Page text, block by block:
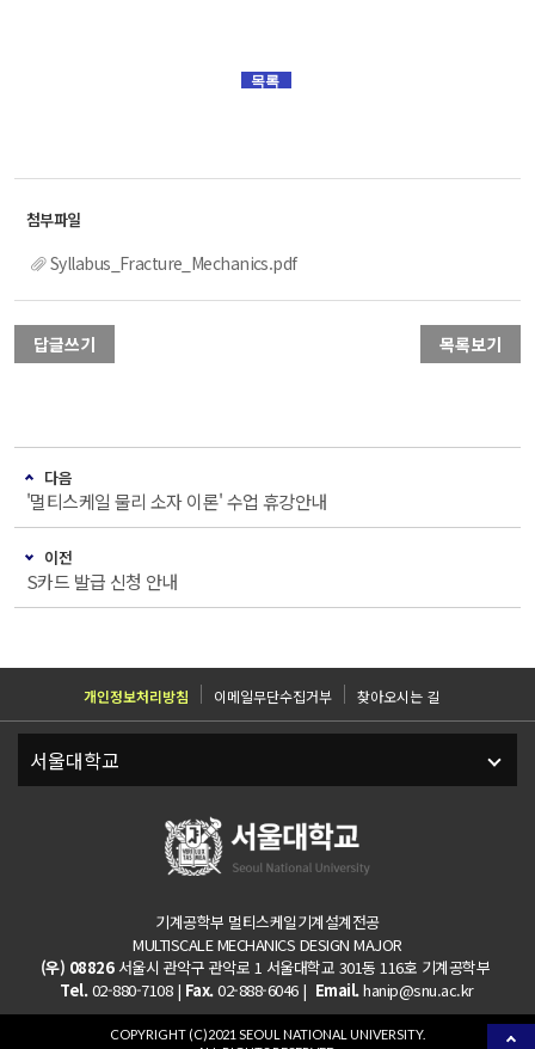
목록
Syllabus_Fracture_Mechanics.pdf
답글쓰기 목록보기
다음
'멀티스케일 물리 소자 이론' 수업 휴강안내
이전
S카드 발급 신청 안내
개인정보처리방침 이메일무단수집거부 찾아오시는 길
기계공학부 멀티스케일기계설계전공
MULTISCALE MECHANICS DESIGN MAJOR
(우) 08826서울시 관악구 관악로 1 서울대학교 301동 116호 기계공학부
Tel.02-880-7108 | Fax.02-888-6046 | Email.hanip@snu.ac.kr
COPYRIGHT (C)2021 SEOUL NATIONAL UNIVERSITY.